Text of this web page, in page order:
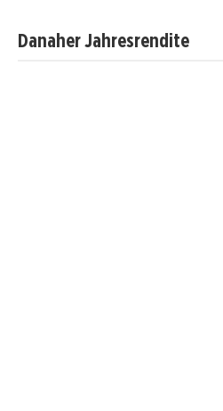
Danaher Jahresrendite